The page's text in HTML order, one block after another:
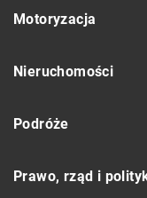
Motoryzacja
Nieruchomości
Podróże
Prawo, rząd i